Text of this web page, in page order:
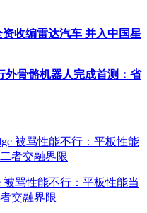
收编雷达汽车 并入中国星
外骨骼机器人完成首测：省
被骂性能不行：平板性能当
交融界限